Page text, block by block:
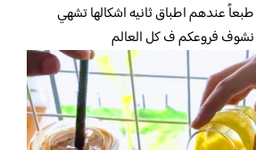
عندهم اطباق ثانيه اشكالها تشهي
فروعكم ف كل العالم